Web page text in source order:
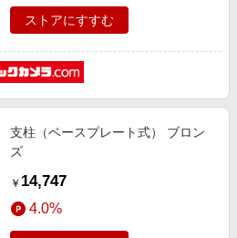
ストアにすすむ
支柱（ベースプレート式） ブロン
ズ
￥ 14,747
4.0%